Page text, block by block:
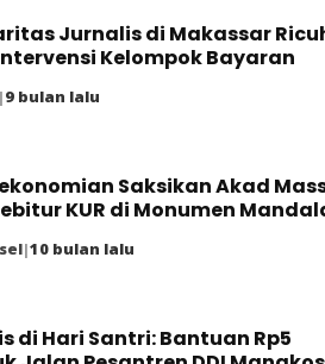
Jurnalis di Makassar
Kelompok Bayaran
|9 bulan lalu
Saksikan Akad
KUR di Monumen
|10 bulan lalu
di Hari Santri: Bantuan Rp5